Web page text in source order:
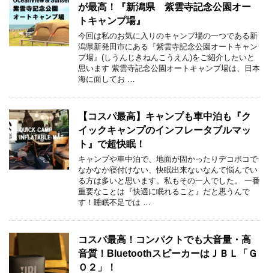
が最高！『新潟県 紫雲寺記念公園オー
トキャンプ場』
今回は私のお気に入りのキャンプ場の一つである新
潟県新発田市にある『紫雲寺記念公園オートキャン
プ場』(しうんじきねんこうえん)をご紹介したいと
思います 紫雲寺記念公園オートキャンプ場は、日本
海に面してお …
【コスパ最高】キャンプも車中泊も『ク
イックキャンプのインフレータブルマッ
ト』で超快眠！
キャンプや車中泊で、地面が固かったりデコボコで
なかなか寝付けない、快眠出来ないなんて悩んでい
る方は多いと思います。私もその一人でした。 一番
重要なことは『快適に眠れること』だと思うんで
す！睡眠不足では …
コスパ最高！コンパクトでも大音量・高
音質！BluetoothスピーカーはＪＢＬ「Ｇ
Ｏ２」！